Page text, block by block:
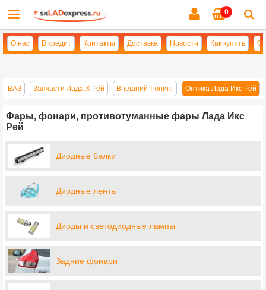
0
О нас В кредит Контакты Доставка Новости Как купить
ВАЗ Запчасти Лада Х Рей Внешний тюнинг Оптика Лада Икс Рей
Фары, фонари, противотуманные фары Лада Икс
Рей
Диодные балки
Диодные ленты
Диоды и светодиодные лампы
Задние фонари